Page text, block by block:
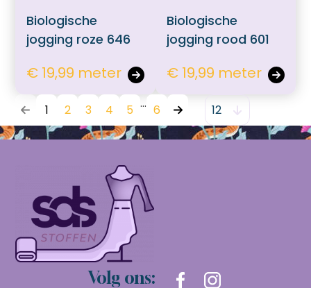
Biologische
jogging roze 646
€ 19,99 meter
Biologische
jogging rood 601
€ 19,99 meter
1 2 3 4 5 6
Volg ons: